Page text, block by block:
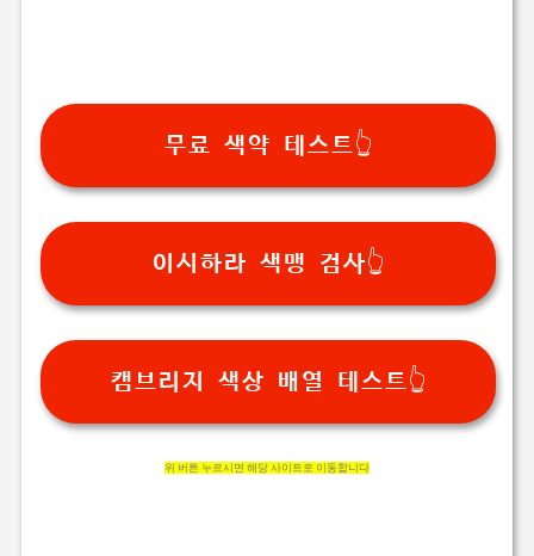
무료 색약 테스트👆
이시하라 색맹 검사👆
캠브리지 색상 배열 테스트👆
위 버튼 누르시면 해당 사이트로 이동합니다